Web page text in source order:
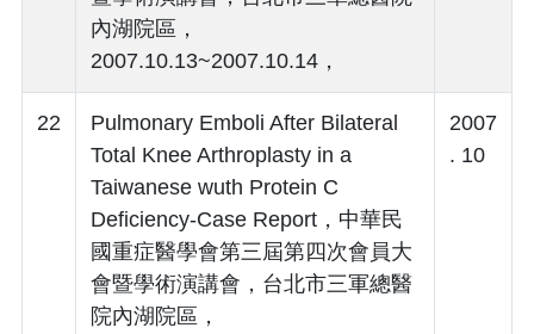
內湖院區，
2007.10.13~2007.10.14，
22
Pulmonary Emboli After Bilateral
Total Knee Arthroplasty in a
Taiwanese wuth Protein C
Deficiency-Case Report，中華民
國重症醫學會第三屆第四次會員大
會暨學術演講會，台北市三軍總醫
院內湖院區，
2007
. 10